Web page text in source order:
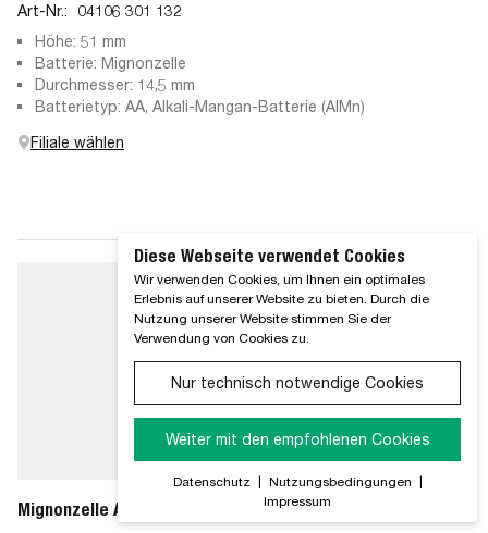
Art-Nr.:
04106 301 132
Höhe: 51 mm
Batterie: Mignonzelle
Durchmesser: 14,5 mm
Batterietyp: AA, Alkali-Mangan-Batterie (AlMn)
Filiale wählen
Mignonzelle AA Longlife Power
Diese Webseite verwendet Cookies
Wir verwenden Cookies, um Ihnen ein optimales
Erlebnis auf unserer Website zu bieten. Durch die
Nutzung unserer Website stimmen Sie der
Verwendung von Cookies zu.
Nur technisch notwendige Cookies
Weiter mit den empfohlenen Cookies
Datenschutz | Nutzungsbedingungen |
Impressum